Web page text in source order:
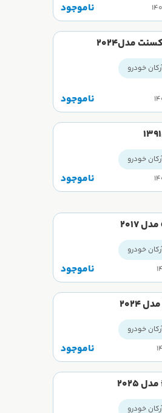
ناموجود
مدل2024
خودرو
ناموجود
خودرو
ناموجود
خودرو
ناموجود
2024
خودرو
ناموجود